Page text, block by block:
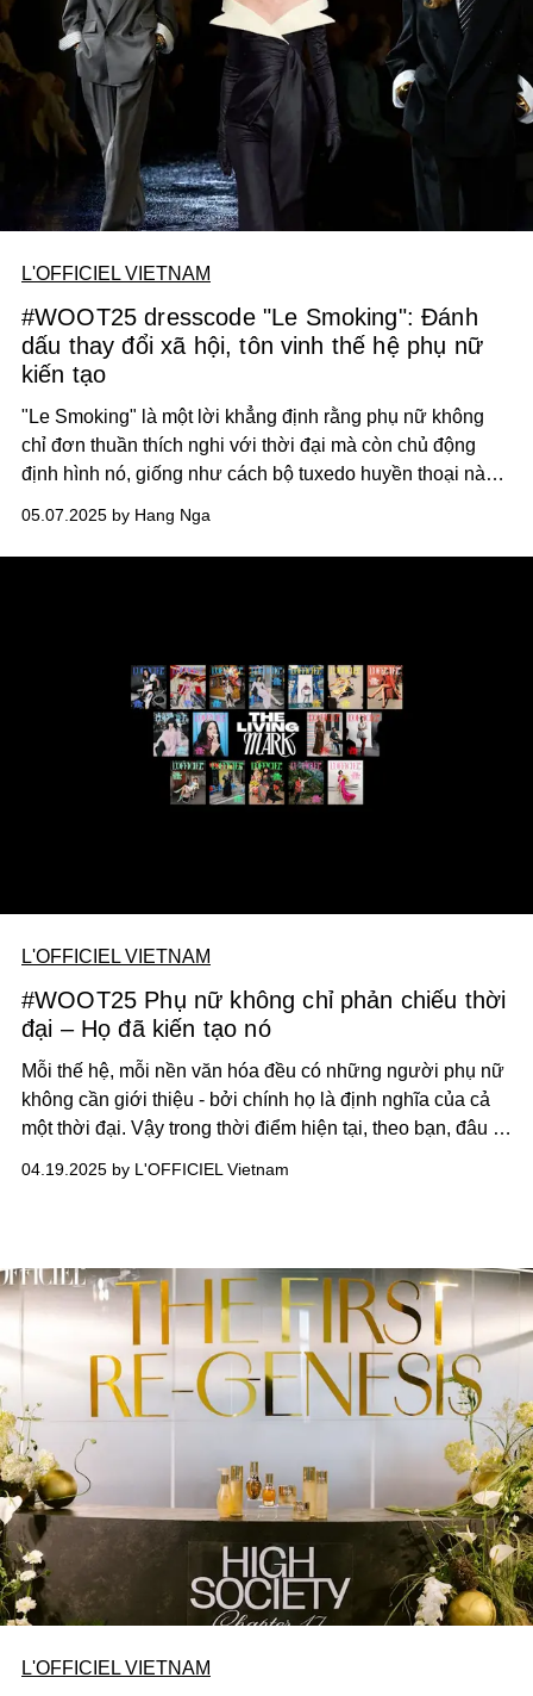
động cộng đồng.
L'OFFICIEL VIETNAM
#WOOT25 dresscode "Le Smoking": Đánh
dấu thay đổi xã hội, tôn vinh thế hệ phụ nữ
kiến tạo
"Le Smoking" là một lời khẳng định rằng phụ nữ không
chỉ đơn thuần thích nghi với thời đại mà còn chủ động
định hình nó, giống như cách bộ tuxedo huyền thoại này
05.07.2025 by Hang Nga
L'OFFICIEL VIETNAM
#WOOT25 Phụ nữ không chỉ phản chiếu thời
đại – Họ đã kiến tạo nó
Mỗi thế hệ, mỗi nền văn hóa đều có những người phụ nữ
không cần giới thiệu - bởi chính họ là định nghĩa của cả
một thời đại. Vậy trong thời điểm hiện tại, theo bạn, đâu là
04.19.2025 by L'OFFICIEL Vietnam
L'OFFICIEL VIETNAM